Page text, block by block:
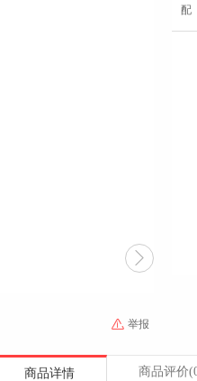

 举报
商品详情 商品评价